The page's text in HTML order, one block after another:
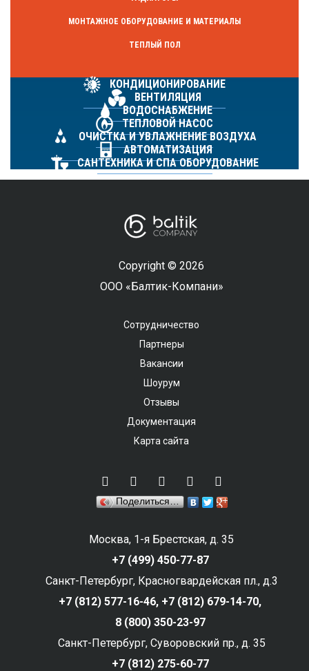
МОНТАЖНОЕ ОБОРУДОВАНИЕ И МАТЕРИАЛЫ
ТЕПЛЫЙ ПОЛ
КОНДИЦИОНИРОВАНИЕ
ВЕНТИЛЯЦИЯ
ВОДОСНАБЖЕНИЕ
ТЕПЛОВОЙ НАСОС
ОЧИСТКА И УВЛАЖНЕНИЕ ВОЗДУХА
АВТОМАТИЗАЦИЯ
САНТЕХНИКА И СПА ОБОРУДОВАНИЕ
Copyright © 2026
ООО «Балтик-Компани»
Сотрудничество
Партнеры
Вакансии
Шоурум
Отзывы
Документация
Карта сайта
Поделиться…
Москва, 1-я Брестская, д. 35
+7 (499) 450-77-87
Санкт-Петербург, Красногвардейская пл., д.3
+7 (812) 577-16-46, +7 (812) 679-14-70,
8 (800) 350-23-97
Санкт-Петербург, Суворовский пр., д. 35
+7 (812) 275-60-77